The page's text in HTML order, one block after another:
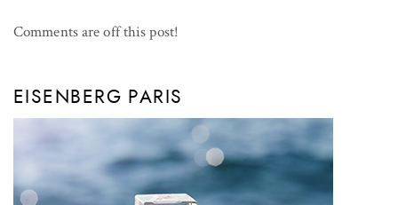
Comments are off this post!
EISENBERG PARIS